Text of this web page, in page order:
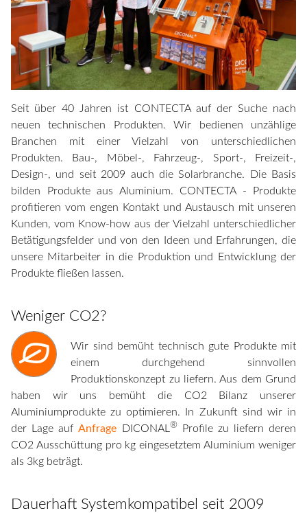
Seit über 40 Jahren ist CONTECTA auf der Suche nach
neuen technischen Produkten. Wir bedienen unzählige
Branchen mit einer Vielzahl von unterschiedlichen
Produkten. Bau-, Möbel-, Fahrzeug-, Sport-, Freizeit-,
Design-, und seit 2009 auch die Solarbranche. Die Basis
bilden Produkte aus Aluminium. CONTECTA - Produkte
profitieren vom engen Kontakt und Austausch mit unseren
Kunden, vom Know-how aus der Vielzahl unterschiedlicher
Betätigungsfelder und von den Ideen und Erfahrungen, die
unsere Mitarbeiter in die Produktion und Entwicklung der
Produkte fließen lassen.
Weniger CO2?
Wir sind bemüht technisch gute Produkte mit
einem durchgehend sinnvollen
Produktionskonzept zu liefern. Aus dem Grund
haben wir uns bemüht die CO2 Bilanz unserer
Aluminiumprodukte zu optimieren. In Zukunft sind wir in
der Lage aufAnfrage DICONAL®
Profile zu liefern deren
CO2 Ausschüttung pro kg eingesetztem Aluminium weniger
als 3kg beträgt.
Dauerhaft Systemkompatibel seit 2009